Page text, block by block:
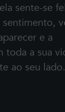
sente-se
e a
toda a sua
ao seu lado.